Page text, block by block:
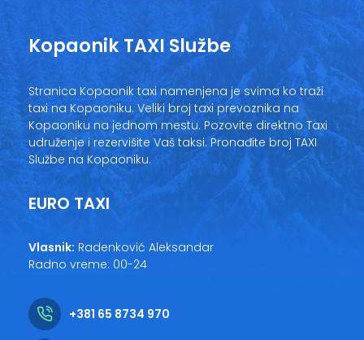
KopaonikTAXI Službe
Stranica Kopaonik taxi namenjena je svima ko traži
taxi na Kopaoniku. Veliki broj taxi prevoznika na
Kopaoniku na jednom mestu. Pozovite direktno Taxi
udruženje i rezervišite Vaš taksi. Pronađite broj TAXI
Službe na Kopaoniku.
EURO TAXI
Vlasnik: Radenković Aleksandar
Radno vreme: 00-24
+381 65 8734 970